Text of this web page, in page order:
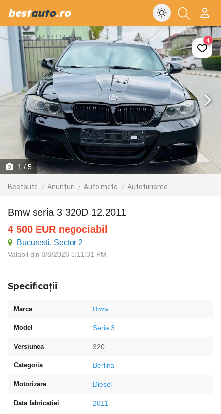
bestauto.ro
1 / 5
Bestauto Anunțuri Auto moto Autoturisme
4
Bmw seria 3 320D 12.2011
4 500 EUR negociabil
Bucuresti, Sector 2
Valabil din 8/8/2026 3:11:31 PM
Specificații
Marca Bmw
Model Seria 3
Versiunea 320
Categoria Berlina
Motorizare Diesel
Data fabricatiei 2011